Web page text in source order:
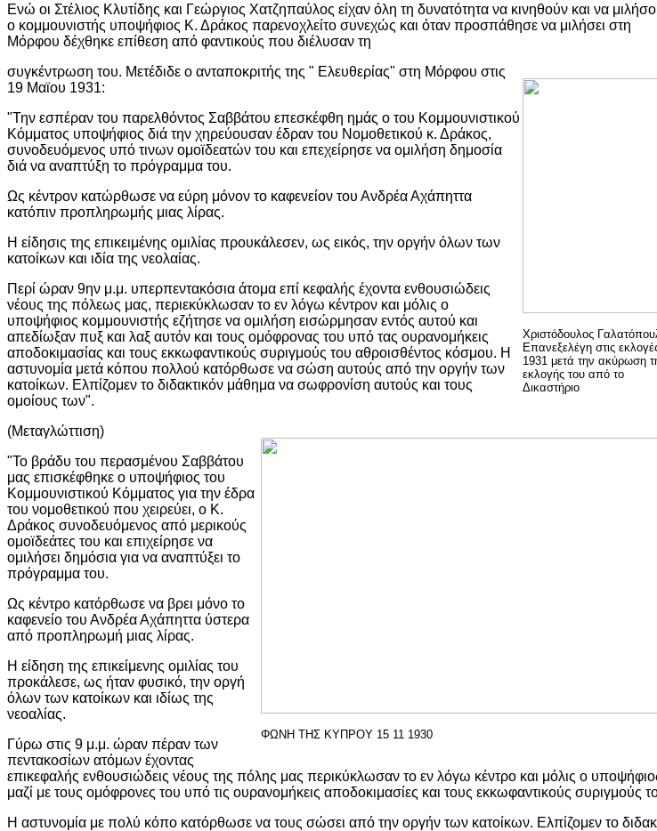
Ενώ οι Στέλιος Κλυτίδης και Γεώργιος Χατζηπαύλος είχαν όλη τη δυνατότητα να κινηθούν και να
ο κομμουνιστής υποψήφιος Κ. Δράκος παρενοχλείτο συνεχώς και όταν προσπάθησε να μιλήσει στη
Μόρφου δέχθηκε επίθεση από φαντικούς που διέλυσαν τη
Χριστόδουλος
Επανεξελέγη στις
1931 μετά την ακύρωση
εκλογής του από το
Δικαστήριο
συγκέντρωση του. Μετέδιδε ο ανταποκριτής της " Ελευθερίας" στη Μόρφου στις
19 Μαϊου 1931:
"Την εσπέραν του παρελθόντος Σαββάτου επεσκέφθη ημάς ο του Κομμουνιστικού
Κόμματος υποψήφιος διά την χηρεύουσαν έδραν του Νομοθετικού κ. Δράκος,
συνοδευόμενος υπό τινων ομοϊδεατών του και επεχείρησε να ομιλήση δημοσία
διά να αναπτύξη το πρόγραμμα του.
Ως κέντρον κατώρθωσε να εύρη μόνον το καφενείον του Ανδρέα Αχάπηττα
κατόπιν προπληρωμής μιας λίρας.
Η είδησις της επικειμένης ομιλίας προυκάλεσεν, ως εικός, την οργήν όλων των
κατοίκων και ιδία της νεολαίας.
Περί ώραν 9ην μ.μ. υπερπεντακόσια άτομα επί κεφαλής έχοντα ενθουσιώδεις
νέους της πόλεως μας, περιεκύκλωσαν το εν λόγω κέντρον και μόλις ο
υποψήφιος κομμουνιστής εζήτησε να ομιλήση εισώρμησαν εντός αυτού και
απεδίωξαν πυξ και λαξ αυτόν και τους ομόφρονας του υπό τας ουρανομήκεις
αποδοκιμασίας και τους εκκωφαντικούς συριγμούς του αθροισθέντος κόσμου. Η
αστυνομία μετά κόπου πολλού κατόρθωσε να σώση αυτούς από την οργήν των
κατοίκων. Ελπίζομεν το διδακτικόν μάθημα να σωφρονίση αυτούς και τους
ομοίους των".
ΦΩΝΗ ΤΗΣ ΚΥΠΡΟΥ 15 11 1930
(Μεταγλώττιση)
"Το βράδυ του περασμένου Σαββάτου
μας επισκέφθηκε ο υποψήφιος του
Κομμουνιστικού Κόμματος για την έδρα
του νομοθετικού που χειρεύει, ο Κ.
Δράκος συνοδευόμενος από μερικούς
ομοϊδεάτες του και επιχείρησε να
ομιλήσει δημόσια για να αναπτύξει το
πρόγραμμα του.
Ως κέντρο κατόρθωσε να βρει μόνο το
καφενείο του Ανδρέα Αχάπηττα ύστερα
από προπληρωμή μιας λίρας.
Η είδηση της επικείμενης ομιλίας του
προκάλεσε, ως ήταν φυσικό, την οργή
όλων των κατοίκων και ιδίως της
νεοαλίας.
Γύρω στις 9 μ.μ. ώραν πέραν των
πεντακοσίων ατόμων έχοντας
επικεφαλής ενθουσιώδεις νέους της πόλης μας περικύκλωσαν το εν λόγω κέντρο και μόλις ο
μαζί με τους ομόφρονες του υπό τις ουρανομήκεις αποδοκιμασίες και τους εκκωφαντικούς συριγμούς
Η αστυνομία με πολύ κόπο κατόρθωσε να τους σώσει από την οργήν των κατοίκων. Ελπίζομεν το